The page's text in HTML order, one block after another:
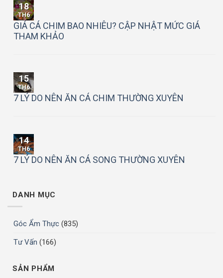
18
TH6
GIÁ CÁ CHIM BAO NHIÊU? CẬP NHẬT MỨC GIÁ
THAM KHẢO
15
TH6
7 LÝ DO NÊN ĂN CÁ CHIM THƯỜNG XUYÊN
14
TH6
7 LÝ DO NÊN ĂN CÁ SONG THƯỜNG XUYÊN
DANH MỤC
Góc Ẩm Thực (835)
Tư Vấn (166)
SẢN PHẨM